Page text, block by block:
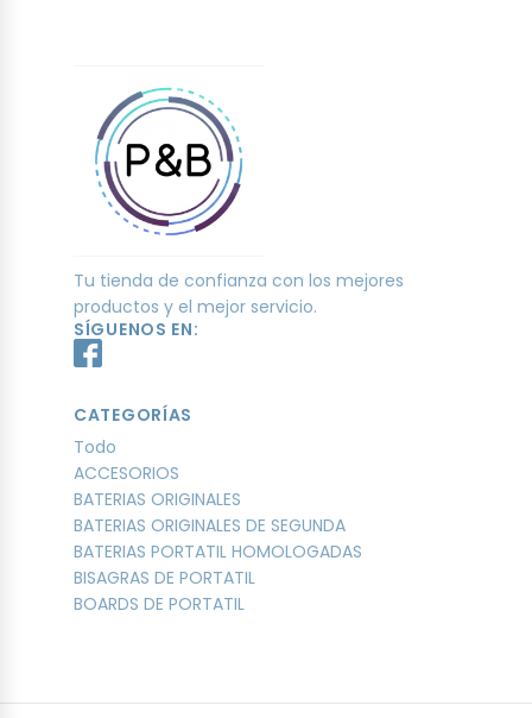
Tu tienda de confianza con los mejores
productos y el mejor servicio.
SÍGUENOS EN:
CATEGORÍAS
Todo
ACCESORIOS
BATERIAS ORIGINALES
BATERIAS ORIGINALES DE SEGUNDA
BATERIAS PORTATIL HOMOLOGADAS
BISAGRAS DE PORTATIL
BOARDS DE PORTATIL